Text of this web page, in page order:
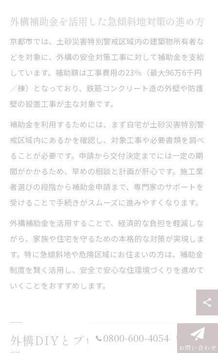
外構補助金を活用した急傾斜地対策の進め方
京都市では、土砂災害特別警戒区域内の建築物所有者な
どを対象に、外構の安全対策工事に対して補助金を支給
しています。補助額は工事費用の23％（最大96万6千円
／棟）となっており、鉄筋コンクリート造の外壁や防護
壁の設置工事が主な対象です。
補助金を利用するためには、まず自宅が土砂災害特別警
戒区域内にあるかを確認し、対象工事や必要書類を調べ
ることが必要です。申請から交付決定までには一定の期
間がかかるため、早めの相談と計画が肝心です。施工業
者選びの段階から補助金申請まで、専門家のサポートを
受けることで手続きがスムーズに進みやすくなります。
外構補助金を活用することで、経済的な負担を軽減しな
がら、家族や住宅を守るための本格的な対策が実現しま
す。特に急傾斜地や危険区域にお住まいの方は、補助金
制度を賢く活用し、安全で安心な住環境づくりを進めて
いくことをおすすめします。
外構DIYとプロ依頼時の注意点を解
0800-600-4054
お問い合わせ